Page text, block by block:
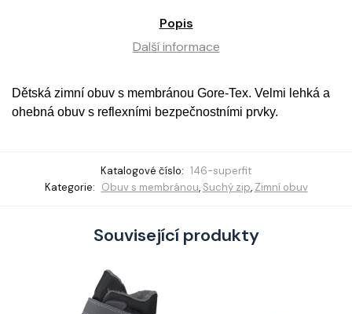
Popis
Další informace
Dětská zimní obuv s membránou Gore-Tex. Velmi lehká a
ohebná obuv s reflexními bezpečnostními prvky.
Katalogové číslo: 146-superfit
Kategorie: Obuv s membránou, Suchý zip, Zimní obuv
Související produkty